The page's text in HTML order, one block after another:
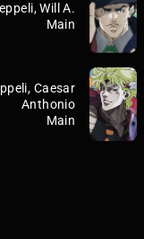
Will A.
Main
Caesar
Anthonio
Main